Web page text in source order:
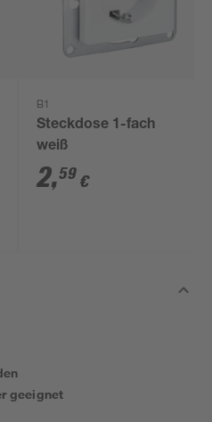
B1
Steckdose 1-fach
weiß
2,59 €
geeignet